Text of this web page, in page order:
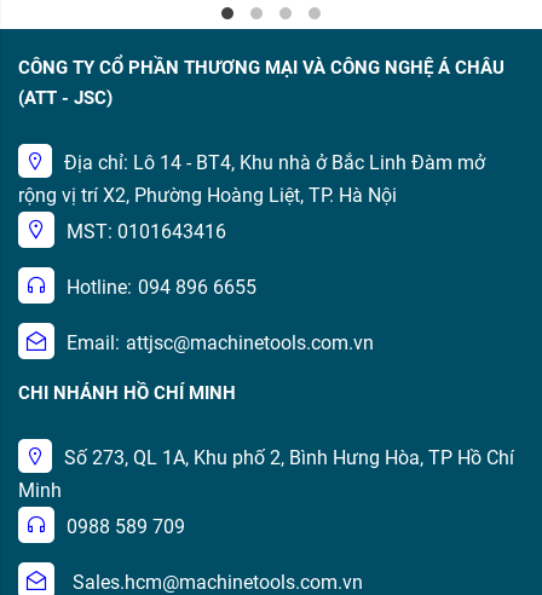
CÔNG TY CỔ PHẦN THƯƠNG MẠI VÀ CÔNG NGHỆ Á CHÂU
(ATT - JSC)
Địa chỉ: Lô 14 - BT4, Khu nhà ở Bắc Linh Đàm mở
rộng vị trí X2, Phường Hoàng Liệt, TP. Hà Nội
MST: 0101643416
Hotline: 094 896 6655
Email: attjsc@machinetools.com.vn
CHI NHÁNH HỒ CHÍ MINH
Số 273, QL 1A, Khu phố 2, Bình Hưng Hòa, TP Hồ Chí
Minh
0988 589 709
Sales.hcm@machinetools.com.vn